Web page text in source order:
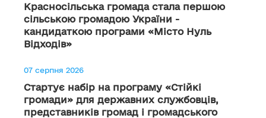
Красносільська громада стала першою
сільською громадою України -
кандидаткою програми «Місто Нуль
Відходів»
07 серпня 2026
Стартує набір на програму «Стійкі
громади» для державних службовців,
представників громад і громадського